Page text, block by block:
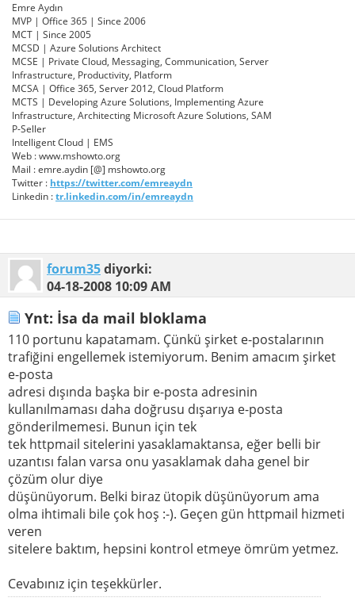
Emre Aydın
MVP | Office 365 | Since 2006
MCT | Since 2005
MCSD | Azure Solutions Architect
MCSE | Private Cloud, Messaging, Communication, Server
Infrastructure, Productivity, Platform
MCSA | Office 365, Server 2012, Cloud Platform
MCTS | Developing Azure Solutions, Implementing Azure
Infrastructure, Architecting Microsoft Azure Solutions, SAM
P-Seller
Intelligent Cloud | EMS
Web : www.mshowto.org
Mail : emre.aydin [@] mshowto.org
Twitter : https://twitter.com/emreaydn
Linkedin :tr.linkedin.com/in/emreaydn
forum35diyorki:
04-18-2008 10:09 AM
Ynt: İsa da mail bloklama
110 portunu kapatamam. Çünkü şirket e-postalarının
trafiğini engellemek istemiyorum. Benim amacım şirket
e-posta
adresi dışında başka bir e-posta adresinin
kullanılmaması daha doğrusu dışarıya e-posta
gönderilmemesi. Bunun için tek
tek httpmail sitelerini yasaklamaktansa, eğer belli bir
uzantısı falan varsa onu yasaklamak daha genel bir
çözüm olur diye
düşünüyorum. Belki biraz ütopik düşünüyorum ama
olma ihtimali bile çok hoş :-). Geçen gün httpmail hizmeti
veren
sitelere baktım, hepsini kontrol etmeye ömrüm yetmez.
Cevabınız için teşekkürler.